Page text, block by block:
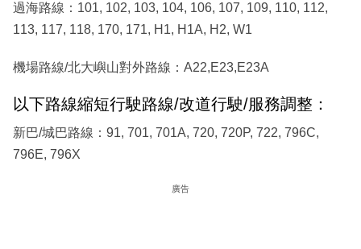
過海路線：101, 102, 103, 104, 106, 107, 109, 110, 112,
113, 117, 118, 170, 171, H1, H1A, H2, W1
機場路線/北大嶼山對外路線：A22,E23,E23A
以下路線縮短行駛路線/改道行駛/服務調整：
新巴/城巴路線：91, 701, 701A, 720, 720P, 722, 796C,
796E, 796X
廣告